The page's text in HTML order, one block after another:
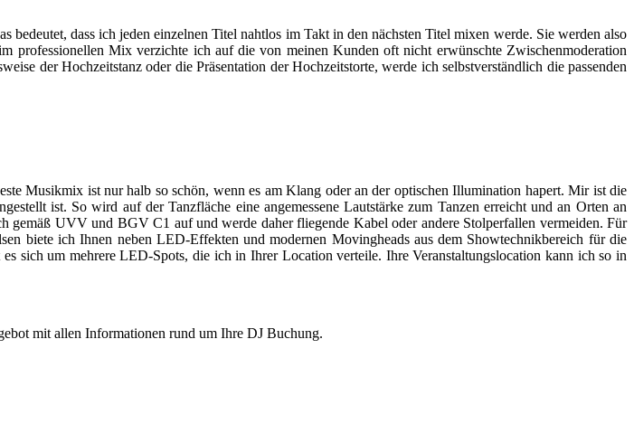
dass ich jeden einzelnen Titel nahtlos im Takt in den nächsten Titel mixen werde. Sie werden also
professionellen Mix verzichte ich auf die von meinen Kunden oft nicht erwünschte Zwischenmoderation
der Hochzeitstanz oder die Präsentation der Hochzeitstorte, werde ich selbstverständlich die passenden
Musikmix ist nur halb so schön, wenn es am Klang oder an der optischen Illumination hapert. Mir ist die
ist. So wird auf der Tanzfläche eine angemessene Lautstärke zum Tanzen erreicht und an Orten an
gemäß UVV und BGV C1 auf und werde daher fliegende Kabel oder andere Stolperfallen vermeiden. Für
biete ich Ihnen neben LED-Effekten und modernen Movingheads aus dem Showtechnikbereich für die
sich um mehrere LED-Spots, die ich in Ihrer Location verteile. Ihre Veranstaltungslocation kann ich so in
mit allen Informationen rund um Ihre DJ Buchung.